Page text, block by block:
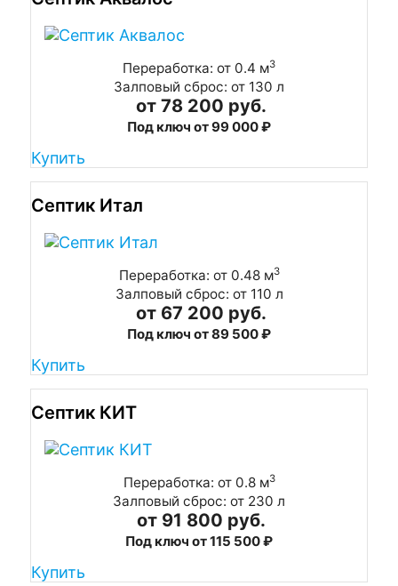
Переработка: от 0.4 м3
Залповый сброс: от 130 л
от 78 200 руб.
Под ключ от 99 000 ₽
Купить
Септик Итал
Переработка: от 0.48 м3
Залповый сброс: от 110 л
от 67 200 руб.
Под ключ от 89 500 ₽
Купить
Септик КИТ
Переработка: от 0.8 м3
Залповый сброс: от 230 л
от 91 800 руб.
Под ключ от 115 500 ₽
Купить